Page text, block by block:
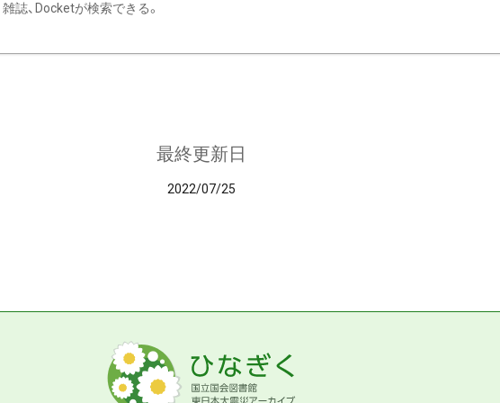
雑誌、Docketが検索できる。
最終更新日
2022/07/25